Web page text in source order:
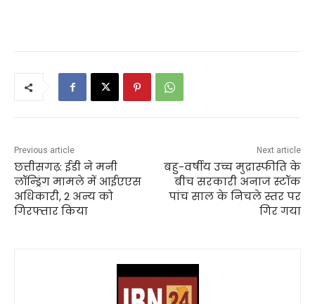
Previous article
छत्तीसगढ़: ईडी ने मनी
लॉन्ड्रिंग मामले में आईएएस
अधिकारी, 2 अन्य को
गिरफ्तार किया
Next article
बहु-वर्षीय उच्च मुद्रास्फीति के
बीच सरकारी अनाज स्टॉक
पांच साल के निचले स्तर पर
गिर गया